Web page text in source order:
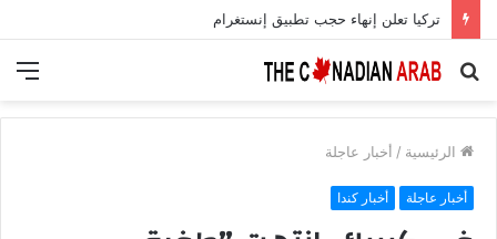
تركيا تعلن إنهاء حجب تطبيق إنستغرام
بحث
الرئيسية / أخبار عاجلة
أخبار عاجلة أخبار كندا